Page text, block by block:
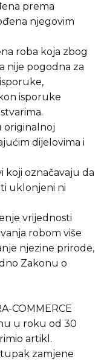
prema
njegovim
roba koja zbog
nije pogodna za
isporuke
originalnoj
dijelovima i
koji označavaju da
uklonjeni ni
vrijednosti
robom više
njezine prirode,
Zakonu o
COMMERCE
u roku od 30
artikl.
zamjene